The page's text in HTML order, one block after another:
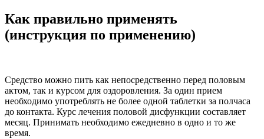
Как правильно применять
(инструкция по применению)
Средство можно пить как непосредственно перед половым
актом, так и курсом для оздоровления. За один прием
необходимо употреблять не более одной таблетки за полчаса
до контакта. Курс лечения половой дисфункции составляет
месяц. Принимать необходимо ежедневно в одно и то же
время.